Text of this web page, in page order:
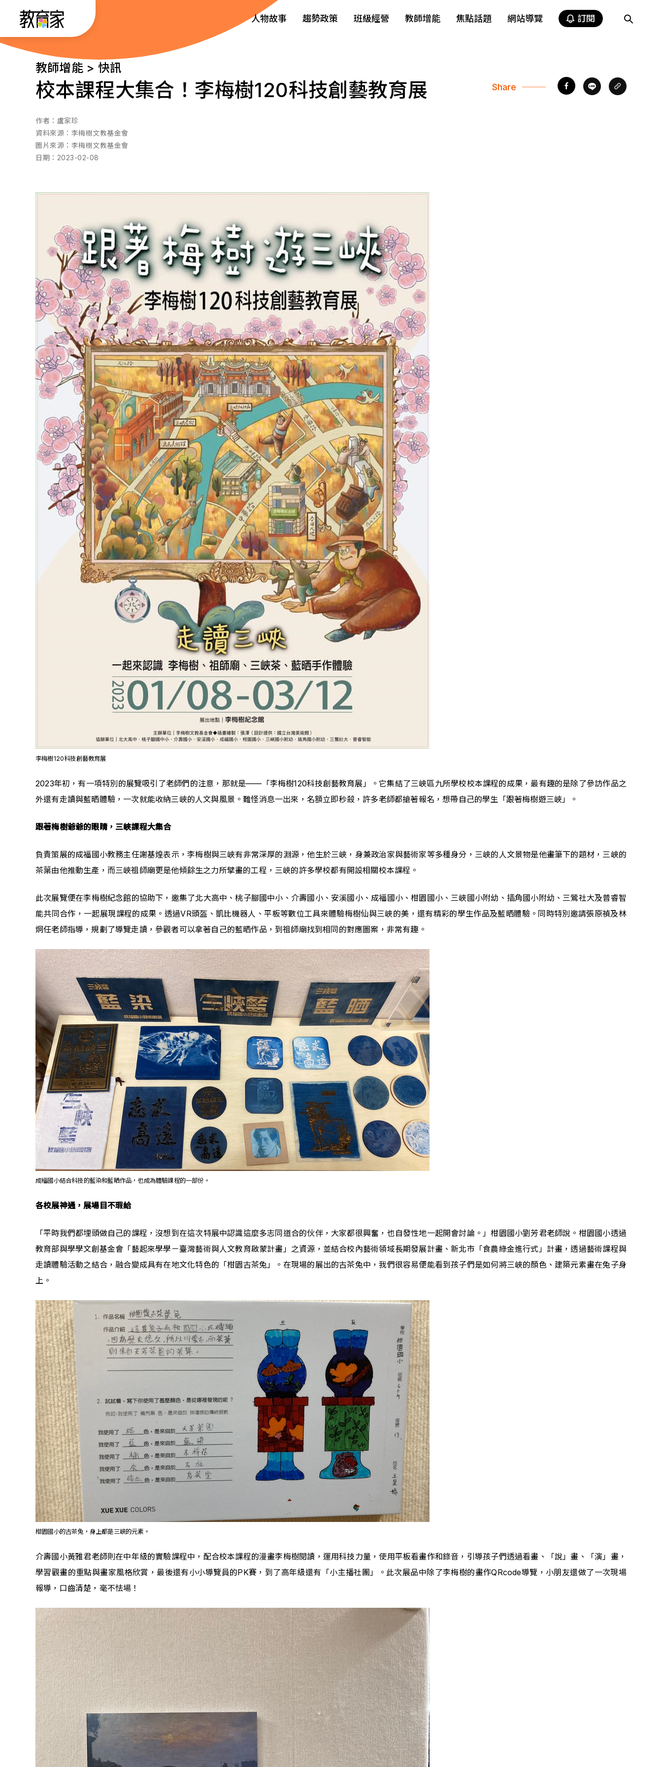
主
人物故事 趨勢政策 班級經營 教師增能 焦點話題 網站導覽 訂閱
教師增能 > 快訊
校本課程大集合！李梅樹120科技創藝教育展 Share
作者： 盧家珍
資料來源： 李梅樹文教基金會
圖片來源： 李梅樹文教基金會
日期： 2023-02-08
李梅樹120科技創藝教育展
2023年初，有一項特別的展覽吸引了老師們的注意，那就是——「李梅樹120科技創藝教育展」。它集結了三峽區九所學校校本課程的成果，最有趣的是除了參訪作品之
外還有走讀與藍晒體驗，一次就能收納三峽的人文與風景。難怪消息一出來，名額立即秒殺，許多老師都搶著報名，想帶自己的學生「跟著梅樹遊三峽」。
跟著梅樹爺爺的眼睛，三峽課程大集合
負責策展的成福國小教務主任謝基煌表示，李梅樹與三峽有非常深厚的淵源，他生於三峽，身兼政治家與藝術家等多種身分，三峽的人文景物是他畫筆下的題材，三峽的
茶葉由他推動生產，而三峽祖師廟更是他傾餘生之力所擘畫的工程，三峽的許多學校都有開設相關校本課程。
此次展覽便在李梅樹紀念館的協助下，邀集了北大高中、桃子腳國中小、介壽國小、安溪國小、成福國小、柑園國小、三峽國小附幼、插角國小附幼、三鶯社大及普睿智
能共同合作，一起展現課程的成果。透過VR頭盔、凱比機器人、平板等數位工具來體驗梅樹仙與三峽的美，還有精彩的學生作品及藍晒體驗。同時特別邀請張原禎及林
炯任老師指導，規劃了導覽走讀，參觀者可以拿著自己的藍晒作品，到祖師廟找到相同的對應圖案，非常有趣。
成福國小結合科技的藍染和藍晒作品，也成為體驗課程的一部份。
各校展神通，展場目不瑕給
「平時我們都埋頭做自己的課程，沒想到在這次特展中認識這麼多志同道合的伙伴，大家都很興奮，也自發性地一起開會討論。」柑園國小劉芳君老師說。柑園國小透過
教育部與學學文創基金會「藝起來學學－臺灣藝術與人文教育啟蒙計畫」之資源，並結合校內藝術領域長期發展計畫、新北市「食農綠金進行式」計畫，透過藝術課程與
走讀體驗活動之結合，融合變成具有在地文化特色的「柑園古茶兔」。在現場的展出的古茶兔中，我們很容易便能看到孩子們是如何將三峽的顏色、建築元素畫在兔子身
上。
柑園國小的古茶兔，身上都是三峽的元素。
介壽國小黃雅君老師則在中年級的實驗課程中，配合校本課程的漫畫李梅樹閱讀，運用科技力量，使用平板看畫作和錄音，引導孩子們透過看畫、「說」畫、「演」畫，
學習觀畫的重點與畫家風格欣賞，最後還有小小導覽員的PK賽，到了高年級還有「小主播社團」。此次展品中除了李梅樹的畫作QRcode導覽，小朋友還做了一次現場
報導，口齒清楚，毫不怯場！